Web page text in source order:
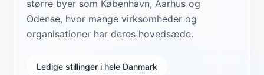
større byer som København, Aarhus og
Odense, hvor mange virksomheder og
organisationer har deres hovedsæde.
Ledige stillinger i hele Danmark